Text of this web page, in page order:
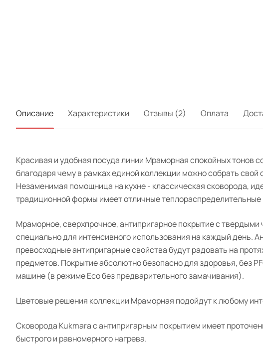
Описание Характеристики Отзывы (2) Оплата
Красивая и удобная посуда линии Мраморная спокойных тонов
благодаря чему в рамках единой коллекции можно собрать
Незаменимая помощница на кухне - классическая сковорода,
традиционной формы имеет отличные
Мраморное, сверхпрочное, антипригарное покрытие с
специально для интенсивного использования на каждый день.
превосходные антипригарные свойства будут радовать на
предметов. Покрытие абсолютно безопасно для здоровья, без
машине (в режиме Eco без предварительного замачивания).
Цветовые решения коллекции Мраморная подойдут к любому
Сковорода Kukmara с антипригарным покрытием имеет
быстрого и равномерного нагрева.